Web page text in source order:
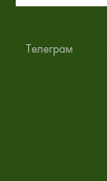
Телеграм